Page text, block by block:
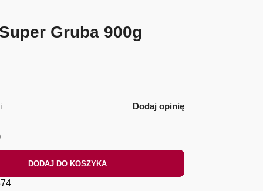
Gruba 900g
Dodaj opinię
DODAJ DO KOSZYKA